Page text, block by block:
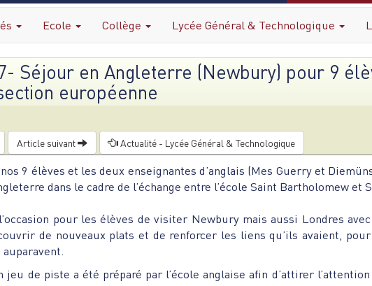
Ecole Collège Lycée Général & Technologique
Séjour en Angleterre (Newbury) pour 9
européenne
Article suivant Actualité - Lycée Général & Technologique
9 élèves et les deux enseignantes d’anglais (Mes Guerry et
dans le cadre de l’échange entre l’école Saint Bartholomew et
pour les élèves de visiter Newbury mais aussi Londres
de nouveaux plats et de renforcer les liens qu’ils avaient,
jeu de piste a été préparé par l’école anglaise afin d’attirer